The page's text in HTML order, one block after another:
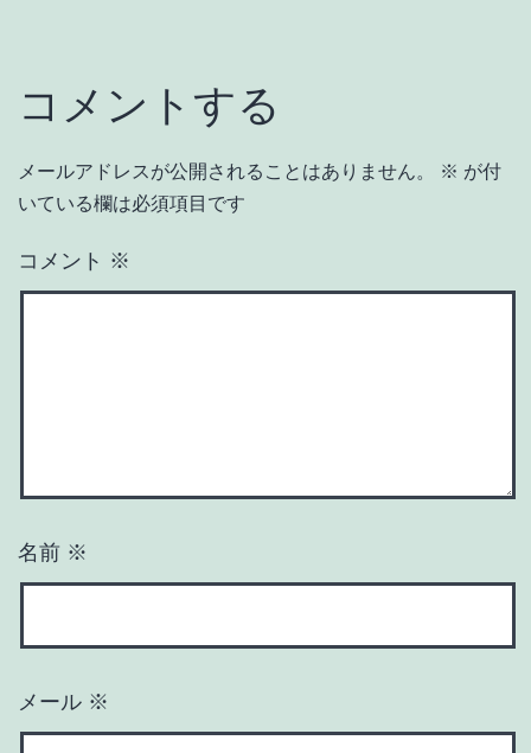
コメントする
メールアドレスが公開されることはありません。 ※ が付
いている欄は必須項目です
コメント ※
名前 ※
メール ※